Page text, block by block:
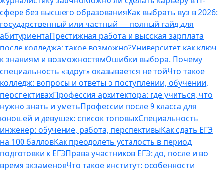
сфере без высшего образованияКак выбрать вуз в 2026:
государственный или частный — полный гайд для
абитуриентаПрестижная работа и высокая зарплата
после колледжа: такое возможно?Университет как ключ
к знаниям и возможностямОшибки выбора. Почему
специальность «вдруг» оказывается не тойЧто такое
колледж: вопросы и ответы о поступлении, обучении,
перспективахПрофессия архитектора: где учиться, что
нужно знать и уметьПрофессии после 9 класса для
юношей и девушек: список топовыхСпециальность
инженер: обучение, работа, перспективыКак сдать ЕГЭ
на 100 балловКак преодолеть усталость в период
подготовки к ЕГЭПрава участников ЕГЭ: до, после и во
время экзаменовЧто такое институт: особенности